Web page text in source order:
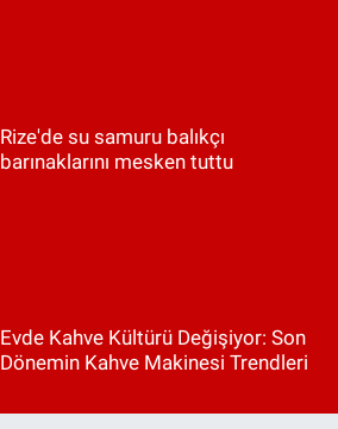
Rize'de su samuru balıkçı
barınaklarını mesken tuttu
Evde Kahve Kültürü Değişiyor: Son
Dönemin Kahve Makinesi Trendleri